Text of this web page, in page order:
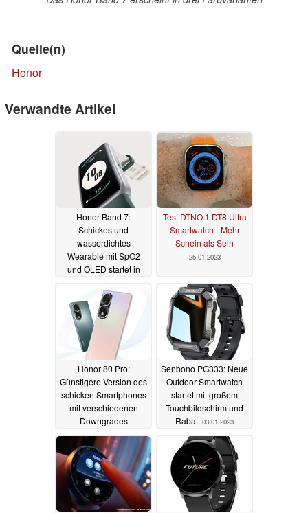
Quelle(n)
Honor
Verwandte Artikel
Honor Band 7:
Schickes und
wasserdichtes
Wearable mit SpO2
und OLED startet in
kleinen Preis11.05.2023
Test DTNO.1 DT8 Ultra
Smartwatch - Mehr
Schein als Sein
25.01.2023
Honor 80 Pro:
Günstigere Version des
schicken Smartphones
mit verschiedenen
Downgrades
vorgestellt06.01.2023
Senbono PG333: Neue
Outdoor-Smartwatch
startet mit großem
Touchbildschirm und
Rabatt 03.01.2023